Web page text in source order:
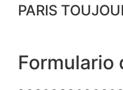
PARIS
Formulario